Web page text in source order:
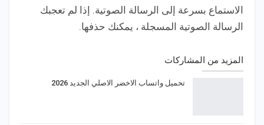
الاستماع بسرعة إلى الرسالة الصوتية. إذا لم تعجبك
الرسالة الصوتية المسجلة ، يمكنك حذفها.
المزيد من المشاركات
تحميل واتساب الاخضر الاصلي الجديد 2026